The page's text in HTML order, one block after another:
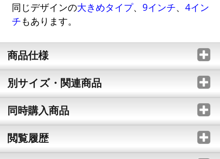
同じデザインの大きめタイプ、 9インチ、4イン
チもあります。
商品仕様
別サイズ・関連商品
同時購入商品
閲覧履歴